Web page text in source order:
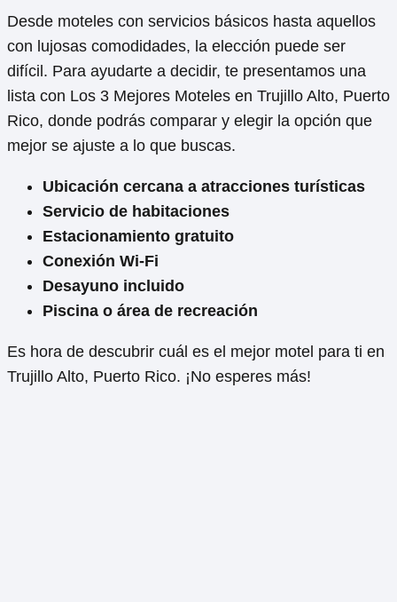
Desde moteles con servicios básicos hasta aquellos
con lujosas comodidades, la elección puede ser
difícil. Para ayudarte a decidir, te presentamos una
lista con Los 3 Mejores Moteles en Trujillo Alto, Puerto
Rico, donde podrás comparar y elegir la opción que
mejor se ajuste a lo que buscas.
Ubicación cercana a atracciones turísticas
Servicio de habitaciones
Estacionamiento gratuito
Conexión Wi-Fi
Desayuno incluido
Piscina o área de recreación
Es hora de descubrir cuál es el mejor motel para ti en
Trujillo Alto, Puerto Rico. ¡No esperes más!